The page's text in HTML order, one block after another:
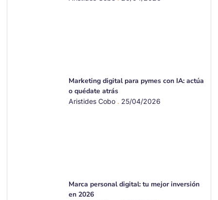
Marketing digital para pymes con IA: actúa
o quédate atrás
Aristides Cobo 25/04/2026
Marca personal digital: tu mejor inversión
en 2026